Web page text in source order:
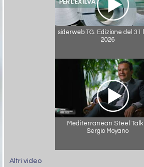
siderweb TG. Edizione del 31
2026
Mediterranean Steel
Sergio Moyano
Altri video